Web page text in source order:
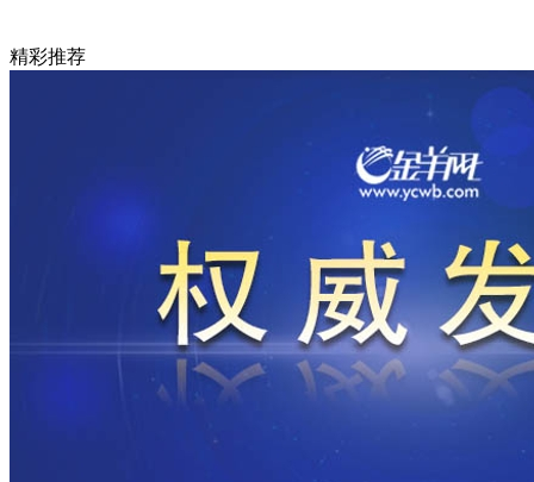
精彩推荐